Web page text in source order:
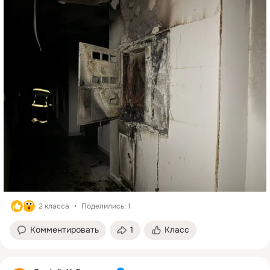
подъезда дома на улице Уста Ширин. Пожарные прибыли на
место через шесть минут после вызова и полностью
ликвидировали огонь к 03.58.
В результате пожара были повреждены электрические
кабели на площади около 60 кв. м. Спасатели эвакуировали
26 жителей, пострадавших нет.
Причины пожара и размер материального ущерба
устанавливаются.
2 класса Поделились: 1
Комментировать 1 Класс